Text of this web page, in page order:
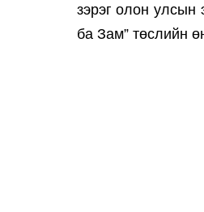
зэрэг олон улсын
ба Зам” төслийн